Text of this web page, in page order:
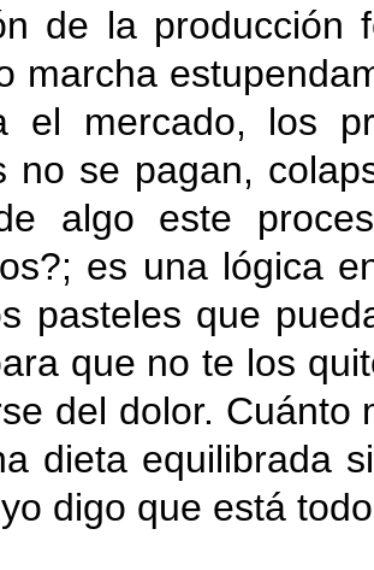
de la producción
marcha
el mercado, los
no se pagan,
algo este
es una lógica
pasteles que
que no te los
del dolor. Cuánto
dieta equilibrada
digo que está